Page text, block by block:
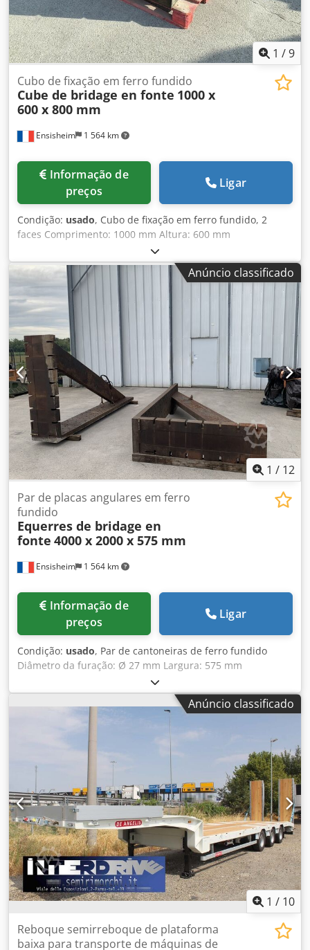
1 /9
Ensisheim 1 564 km
Cubo de fixação em ferro fundido
Cube de bridage en fonte 1000 x
600 x 800 mm
preços
Ligar
Condição: usado, Cubo de fixação em ferro fundido, 2
faces Comprimento: 1000 mm Altura: 600 mm
Profundidade: 800 mm Dimensões dos rasgos em T: 38 x
22 mm Peso: aprox. 600 kg Dksdpjzmw S Iofx Af Ssr
Anúncio classificado
1 / 12
Ensisheim 1 564 km
Par de placas angulares em ferro
fundido
Equerres de bridage en
fonte 4000 x 2000 x 575 mm
preços
Ligar
Condição: usado, Par de cantoneiras de ferro fundido
Diâmetro da furação: Ø 27 mm Largura: 575 mm
Profundidade: 2000 mm Djdezmw Najpfx Af Sokr Altura
total: 4000 mm Peso unitário: aprox. 6 toneladas
Anúncio classificado
1 / 10
Reboque semirreboque de plataforma
baixa para transporte de máquinas de